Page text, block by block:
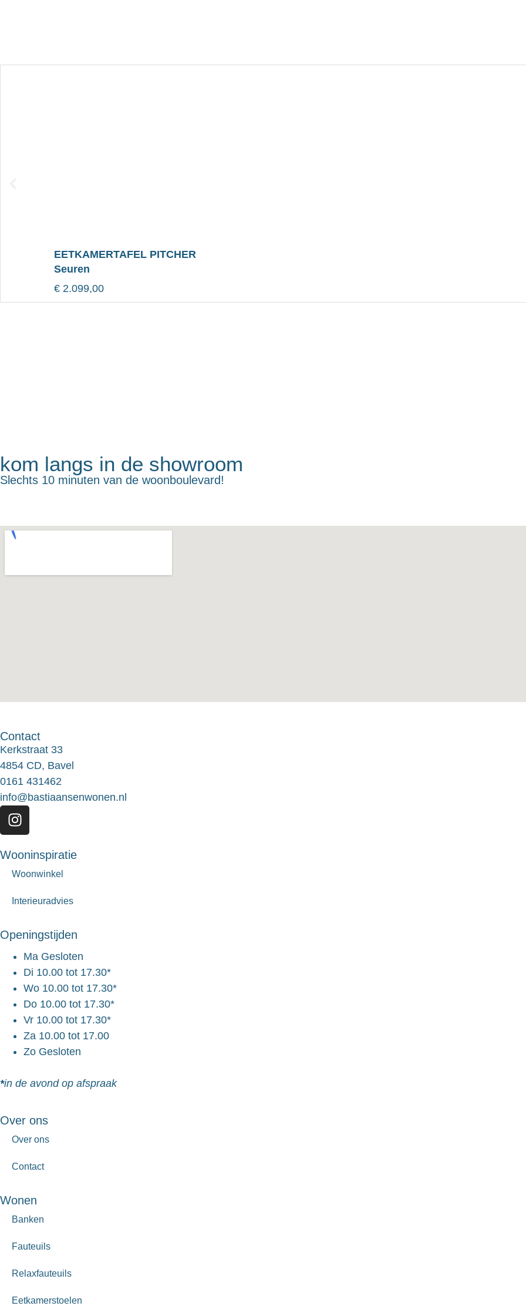
EETKAMERTAFEL PITCHER
Seuren
€ 2.099,00
kom langs in de showroom
Slechts 10 minuten van de woonboulevard!
Contact
Kerkstraat 33
4854 CD, Bavel
0161 431462
info@bastiaansenwonen.nl
Wooninspiratie
Woonwinkel
Interieuradvies
Openingstijden
Ma Gesloten
Di 10.00 tot 17.30*
Wo 10.00 tot 17.30*
Do 10.00 tot 17.30*
Vr 10.00 tot 17.30*
Za 10.00 tot 17.00
Zo Gesloten
*in de avond op afspraak
Over ons
Over ons
Contact
Wonen
Banken
Fauteuils
Relaxfauteuils
Eetkamerstoelen